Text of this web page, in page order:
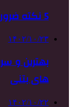
5 نکته ضروری برای نگهداری حیوان خانگی
۱۴۰۲/۱۰/۲۳
بهترین و
های بتنی
۱۴۰۲/۱۰/۲۲